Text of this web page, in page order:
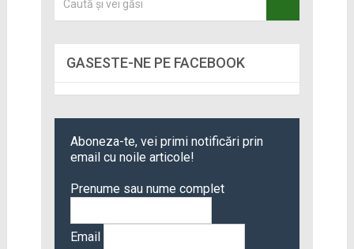
GASESTE-NE PE FACEBOOK
Aboneza-te, vei primi notificări prin
email cu noile articole!
Prenume sau nume complet
Email